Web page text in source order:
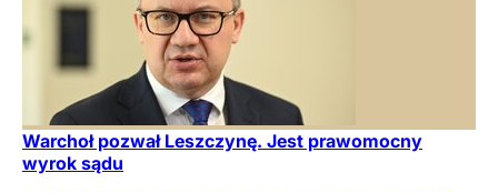
Warchoł pozwał Leszczynę. Jest prawomocny
wyrok sądu